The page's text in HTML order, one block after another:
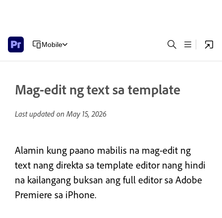
Mobile
Mag-edit ng text sa template
Last updated on May 15, 2026
Alamin kung paano mabilis na mag-edit ng
text nang direkta sa template editor nang hindi
na kailangang buksan ang full editor sa Adobe
Premiere sa iPhone.